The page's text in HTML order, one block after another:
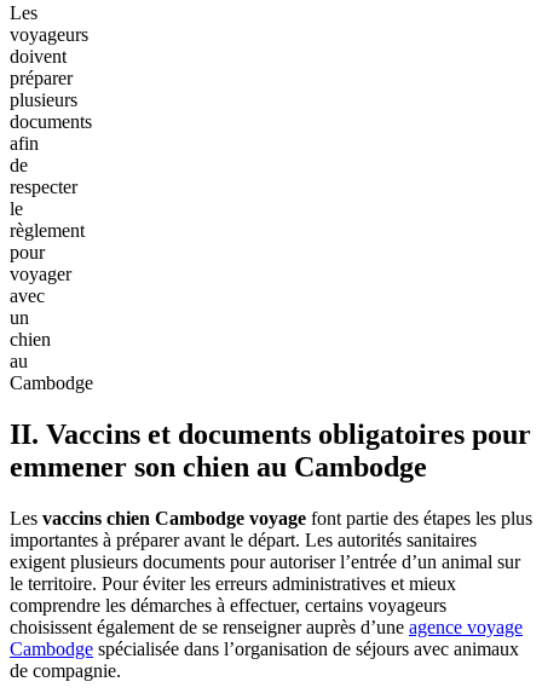
Les
voyageurs
doivent
préparer
plusieurs
documents
afin
de
respecter
le
règlement
pour
voyager
avec
un
chien
au
Cambodge
II. Vaccins et documents obligatoires pour
emmener son chien au Cambodge
Les vaccins chien Cambodge voyage font partie des étapes les plus
importantes à préparer avant le départ. Les autorités sanitaires
exigent plusieurs documents pour autoriser l’entrée d’un animal sur
le territoire. Pour éviter les erreurs administratives et mieux
comprendre les démarches à effectuer, certains voyageurs
choisissent également de se renseigner auprès d’une agence voyage
Cambodge spécialisée dans l’organisation de séjours avec animaux
de compagnie.